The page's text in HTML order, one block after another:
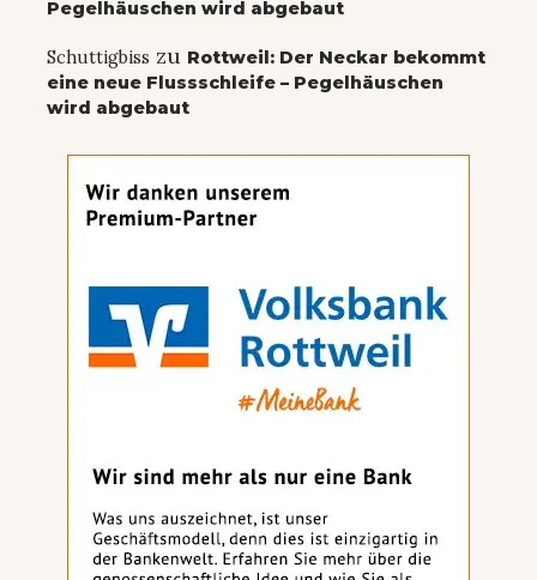
Pegelhäuschen wird abgebaut
Schuttigbiss zu Rottweil: Der Neckar bekommt
eine neue Flussschleife – Pegelhäuschen
wird abgebaut